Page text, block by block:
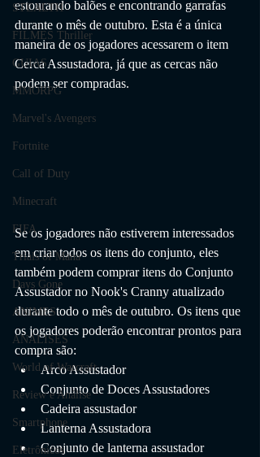
STEALTH
FILMES Thriller
GUIAS
MMORPG
Marvel's Avengers
Fortnite
Call of Duty
Minecraft
FIFA
Trials of Mana
Days Gone
ANIMES
ANÁLISES
World of Warcraft
Review e Análise
Smartphone
Eletrônicos
estourando balões e encontrando garrafas
durante o mês de outubro. Esta é a única
maneira de os jogadores acessarem o item
Cerca Assustadora, já que as cercas não
podem ser compradas.
Se os jogadores não estiverem interessados ​​
em criar todos os itens do conjunto, eles
também podem comprar itens do Conjunto
Assustador no Nook's Cranny atualizado
durante todo o mês de outubro. Os itens que
os jogadores poderão encontrar prontos para
compra são:
Arco Assustador
Conjunto de Doces Assustadores
Cadeira assustador
Lanterna Assustadora
Conjunto de lanterna assustador